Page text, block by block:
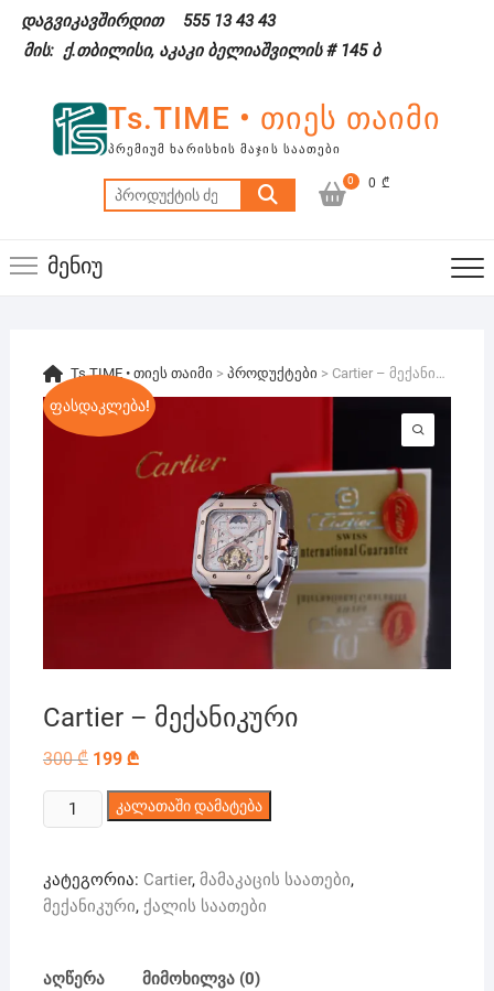
Skipდაგვიკავშირდით
555 13 43 43
მის: ქ.თბილისი, აკაკი ბელიაშვილის # 145 ბ
Ts.TIME • თიეს თაიმი
ᲞᲠᲔᲛᲘᲣᲛ ᲮᲐᲠᲘᲡᲮᲘᲡ ᲛᲐᲯᲘᲡ ᲡᲐᲐᲗᲔᲑᲘ
ძებნა:
0 0 ₾
მენიუ
Ts.TIME • თიეს თაიმი > პროდუქტები > Cartier – მექანიკური
ფასდაკლება!
Cartier – მექანიკური
300₾ Original
was:
300 ₾.
199 ₾Current
is:
199 ₾.
რაოდენობა:
Cartier
მექანიკური
კალათაში დამატება
კატეგორია: Cartier, მამაკაცის საათები,
მექანიკური, ქალის საათები
აღწერა მიმოხილვა (0)